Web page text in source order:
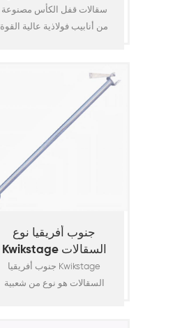
الأستاذ
سقالات قفل الكأس مصنوعة
من أنابيب فولاذية عالية القوة
بالغمس الساخن بالكامل
مناسبة لتوفير الوصول العام
ودعم الأحمال العمودية. الميزة
الرئيسية هي وعاءها نقطة
القفل التي تسمح بتوصيل ما
يصل إلى 4 أفقياً برأسي في
عملية تثبيت واحدة ، مما يجعله
جنوب أفريقيا نوع
Kwikstage السقالات
الأستاذ
جنوب أفريقيا Kwikstage
السقالات هو نوع من شعبية